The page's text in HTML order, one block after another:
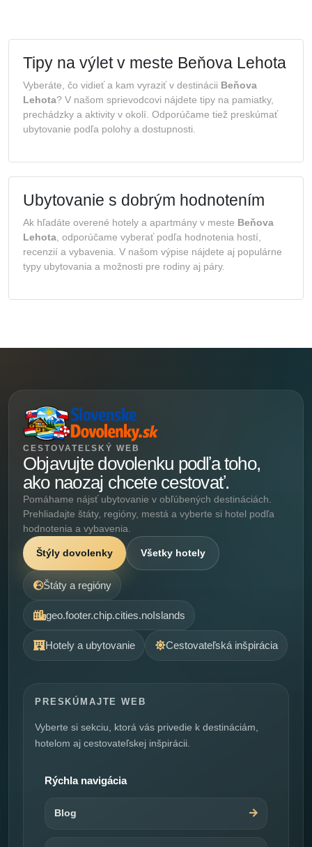
Tipy na výlet v meste Beňova Lehota
Vyberáte, čo vidieť a kam vyraziť v destinácii Beňova
Lehota? V našom sprievodcovi nájdete tipy na pamiatky,
prechádzky a aktivity v okolí. Odporúčame tiež preskúmať
ubytovanie podľa polohy a dostupnosti.
Ubytovanie s dobrým hodnotením
Ak hľadáte overené hotely a apartmány v meste Beňova
Lehota , odporúčame vyberať podľa hodnotenia hostí,
recenzií a vybavenia. V našom výpise nájdete aj populárne
typy ubytovania a možnosti pre rodiny aj páry.
CESTOVATEĽSKÝ WEB
Objavujte dovolenku podľa toho,
ako naozaj chcete cestovať.
Pomáhame nájsť ubytovanie v obľúbených destináciách.
Prehliadajte štáty, regióny, mestá a vyberte si hotel podľa
hodnotenia a vybavenia.
Štýly dovolenky Všetky hotely
Štáty a regióny
geo.footer.chip.cities.noIslands
Hotely a ubytovanie Cestovateľská inšpirácia
PRESKÚMAJTE WEB
Vyberte si sekciu, ktorá vás privedie k destináciám,
hotelom aj cestovateľskej inšpirácii.
Rýchla navigácia
Blog